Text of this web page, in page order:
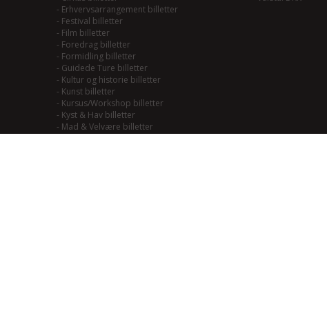
- Erhvervsarrangement billetter
- Festival billetter
- Film billetter
- Foredrag billetter
- Formidling billetter
- Guidede Ture billetter
- Kultur og historie billetter
- Kunst billetter
- Kursus/Workshop billetter
- Kyst & Hav billetter
- Mad & Velvære billetter